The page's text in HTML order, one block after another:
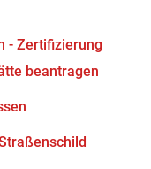
- Zertifizierung
beantragen